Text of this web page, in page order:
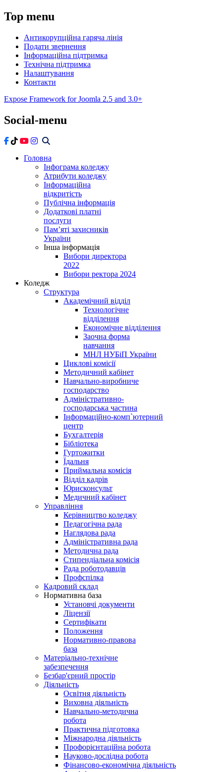
Top menu
Антикорупційна гаряча лінія
Подати звернення
Інформаційна підтримка
Технічна підтримка
Налаштування
Контакти
Expose Framework for Joomla 2.5 and 3.0+
Social-menu
Головна
Інфограма коледжу
Атрибути коледжу
Інформаційна
відкритість
Публічна інформація
Додаткові платні
послуги
Пам’яті захисників
України
Інша інформація
Вибори директора
2022
Вибори ректора 2024
Коледж
Структура
Академічний відділ
Технологічне
відділення
Економічне відділення
Заочна форма
навчання
МНЛ НУБіП України
Циклові комісії
Методичний кабінет
Навчально-виробниче
господарство
Адміністративно-
господарська частина
Інформаційно-комп`ютерний
центр
Бухгалтерія
Бібліотека
Гуртожитки
Їдальня
Приймальна комісія
Відділ кадрів
Юрисконсульт
Медичний кабінет
Управління
Керівництво коледжу
Педагогічна рада
Наглядова рада
Адміністративна рада
Методична рада
Стипендіальна комісія
Рада роботодавців
Профспілка
Кадровий склад
Нормативна база
Установчі документи
Ліцензії
Сертифікати
Положення
Нормативно-правова
база
Матеріально-технічне
забезпечення
Безбар'єрний простір
Діяльність
Освітня діяльність
Виховна діяльність
Навчально-методична
робота
Практична підготовка
Міжнародна діяльність
Профорієнтаційна робота
Науково-дослідна робота
Фінансово-економічна діяльність